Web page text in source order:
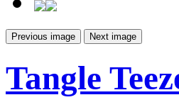
Previous image Next image
Tangle